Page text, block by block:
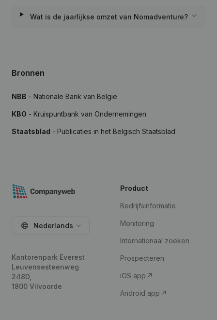
Wat is de jaarlijkse omzet van Nomadventure?
Bronnen
NBB - Nationale Bank van België
KBO - Kruispuntbank van Ondernemingen
Staatsblad - Publicaties in het Belgisch Staatsblad
Nederlands
Kantorenpark Everest
Leuvensesteenweg
248D,
1800 Vilvoorde
Product
Bedrijfsinformatie
Monitoring
Internationaal zoeken
Prospecteren
iOS app
Android app